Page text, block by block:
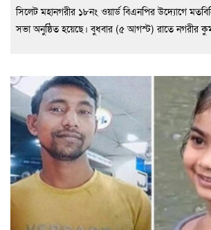
সিলেট মহানগরীর ১৮নং ওয়ার্ড বিএনপির উদ্যোগে
সভা অনুষ্ঠিত হয়েছে। বুধবার (৫ আগস্ট) রাতে নগরীর